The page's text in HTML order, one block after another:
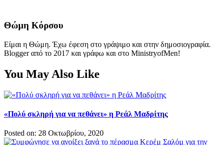
Θώμη Κόρσου
Είμαι η Θώμη. Έχω έφεση στο γράψιμο και στην δημοσιογραφία.
Blogger από το 2017 και γράφω και στο MinistryofMen!
You May Also Like
«Πολύ σκληρή για να πεθάνει» η Ρεάλ Μαδρίτης
Posted on: 28 Οκτωβρίου, 2020